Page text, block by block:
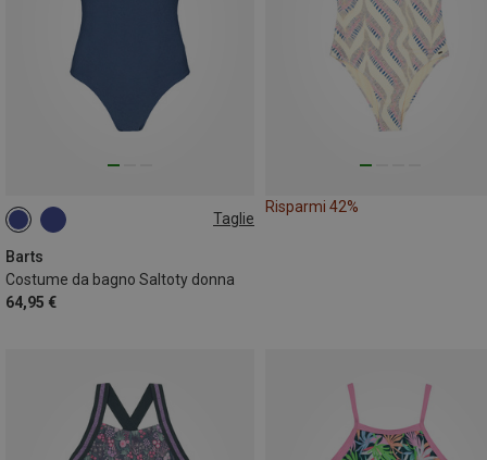
Taglie
Barts
Costume da bagno Saltoty donna
64,95 €
S M
Risparmi 42%